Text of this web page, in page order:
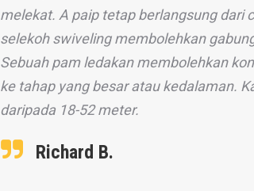
melekat. A paip tetap berlangsung dari
selekoh swiveling membolehkan
Sebuah pam ledakan membolehkan
ke tahap yang besar atau kedalaman.
daripada 18-52 meter.
Richard B.